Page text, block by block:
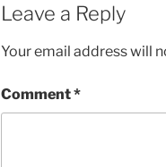
Leave a Reply
Your email address will
Comment*